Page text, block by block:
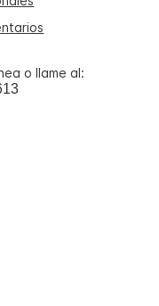
o llame al: